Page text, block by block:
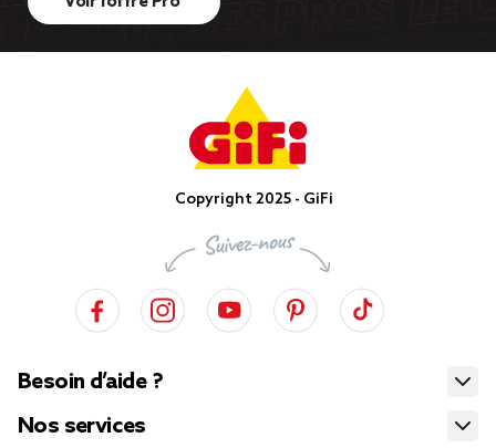
Copyright 2025 - GiFi
Besoin d’aide ?
Nos services